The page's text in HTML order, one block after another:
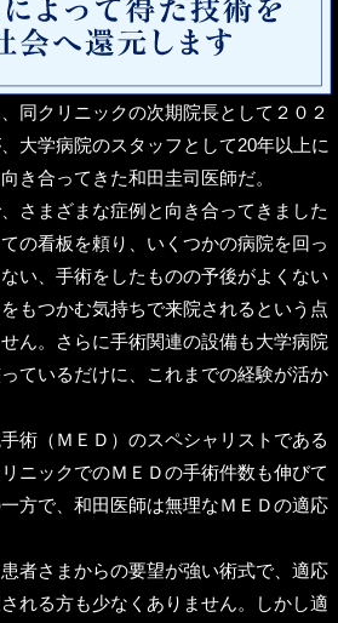
同クリニックの次期院長として２０２
大学病院のスタッフとして20年以上に
き合ってきた和田圭司医師だ。
さまざまな症例と向き合ってきました
の看板を頼り、いくつかの病院を回っ
い、手術をしたものの予後がよくない
もつかむ気持ちで来院されるという点
ん。さらに手術関連の設備も大学病院
ているだけに、これまでの経験が活か
術（ＭＥＤ）のスペシャリストである
ニックでのＭＥＤの手術件数も伸びて
方で、和田医師は無理なＭＥＤの適応
者さまからの要望が強い術式で、適応
れる方も少なくありません。しかし適